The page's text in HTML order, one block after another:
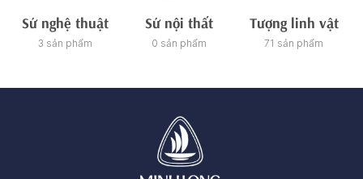
Sứ nghệ thuật
3 sản phẩm
Sứ nội thất
0 sản phẩm
Tượng linh vật
71 sản phẩm